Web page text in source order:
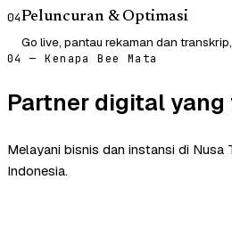
04Peluncuran & Optimasi
Go live, pantau rekaman dan
04 — Kenapa Bee Mata
Partner digital
Melayani bisnis dan instansi di Nusa
Indonesia.